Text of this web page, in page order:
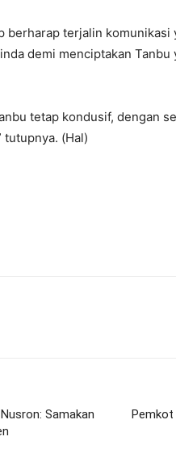
berharap terjalin
demi menciptakan Tanbu
tetap kondusif, dengan
tutupnya. (Hal)
Samakan
Pemkot